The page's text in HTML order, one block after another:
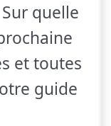
quelle
et toutes
guide